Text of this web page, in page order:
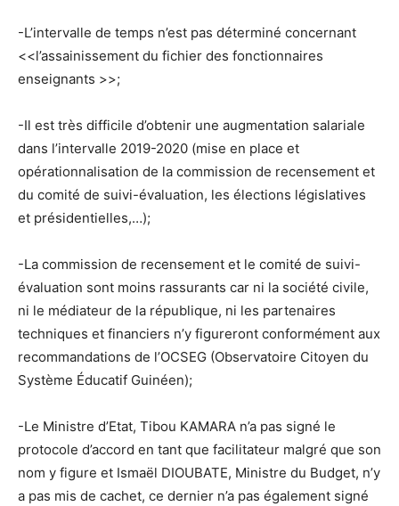
-L’intervalle de temps n’est pas déterminé concernant
<<l’assainissement du fichier des fonctionnaires
enseignants >>;
-Il est très difficile d’obtenir une augmentation salariale
dans l’intervalle 2019-2020 (mise en place et
opérationnalisation de la commission de recensement et
du comité de suivi-évaluation, les élections législatives
et présidentielles,…);
-La commission de recensement et le comité de suivi-
évaluation sont moins rassurants car ni la société civile,
ni le médiateur de la république, ni les partenaires
techniques et financiers n’y figureront conformément aux
recommandations de l’OCSEG (Observatoire Citoyen du
Système Éducatif Guinéen);
-Le Ministre d’Etat, Tibou KAMARA n’a pas signé le
protocole d’accord en tant que facilitateur malgré que son
nom y figure et Ismaël DIOUBATE, Ministre du Budget, n’y
a pas mis de cachet, ce dernier n’a pas également signé